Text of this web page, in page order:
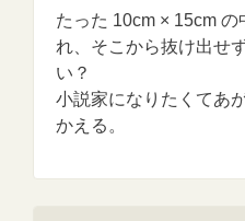
たった 10cm × 15cm
れ、そこから抜け出せ
い？
小説家になりたくてあ
かえる。